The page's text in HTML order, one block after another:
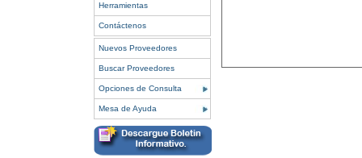
Herramientas
Contáctenos
Nuevos Proveedores
Buscar Proveedores
Opciones de Consulta
Mesa de Ayuda